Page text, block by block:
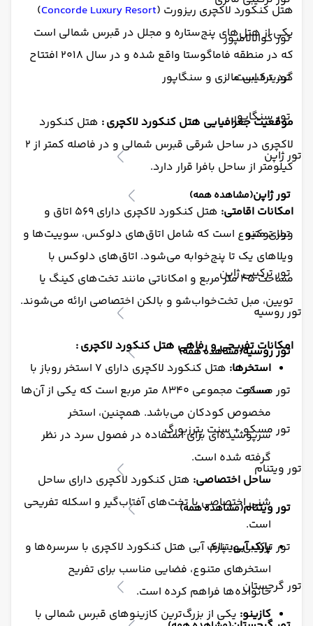
تور کوالالامپور
تور ترکیبی مالزی و سنگاپور
تور سنگاپور
تور ژاپن
تور ژاپن(مشاهده همه)
تور توکیو
تور ترکیبی ژاپن
تور روسیه
تور روسیه(مشاهده همه)
تور مسکو
تور مسکو + سنت پترزبورگ
تور ویتنام
تور ویتنام(مشاهده همه)
تور ترکیبی ویتنام
تور گرجستان
هتل کنکورد لاکچری ریزورت (Concorde Luxury Resort
)
یکی از هتل‌های پنج‌ستاره و مجلل در قبرس شمالی است
که در منطقه فاماگوستا واقع شده و در سال ۲۰۱۸ افتتاح
گردیده است.
موقعیت جغرافیایی هتل کنکورد لاکچری: هتل کنکورد
لاکچری در ساحل شرقی قبرس شمالی و در فاصله کمتر از ۲
کیلومتر از ساحل بافرا قرار دارد.
امکانات اقامتی:
هتل کنکورد لاکچری دارای ۵۶۹ اتاق و
ویلای متنوع است که شامل اتاق‌های دلوکس، سوییت‌ها و
ویلاهای یک تا پنج‌خوابه می‌شود. اتاق‌های دلوکس با
مساحت ۴۵ متر مربع و امکاناتی مانند تخت‌های کینگ یا
تویین، مبل تخت‌خواب‌شو و بالکن اختصاصی ارائه می‌شوند.
امکانات تفریحی و رفاهی هتل کنکورد لاکچری:
استخرها:
هتل کنکورد لاکچری دارای ۷ استخر روباز با
مساحت مجموعی ۸۳۴۰ متر مربع است که یکی از آن‌ها
مخصوص کودکان می‌باشد. همچنین، استخر
سرپوشیده‌ای برای استفاده در فصول سرد در نظر
گرفته شده است.
ساحل اختصاصی: هتل کنکورد لاکچری دارای ساحل
شنی اختصاصی با تخت‌های آفتاب‌گیر و اسکله تفریحی
است.
پارک آبی:پارک آبی هتل کنکورد لاکچری با سرسره‌ها و
استخرهای متنوع، فضایی مناسب برای تفریح
خانواده‌ها فراهم کرده است.
کازینو: یکی از بزرگ‌ترین کازینوهای قبرس شمالی با